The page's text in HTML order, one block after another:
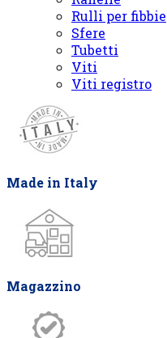
Rulli per fibbie
Sfere
Tubetti
Viti
Viti registro
Made in Italy
Magazzino